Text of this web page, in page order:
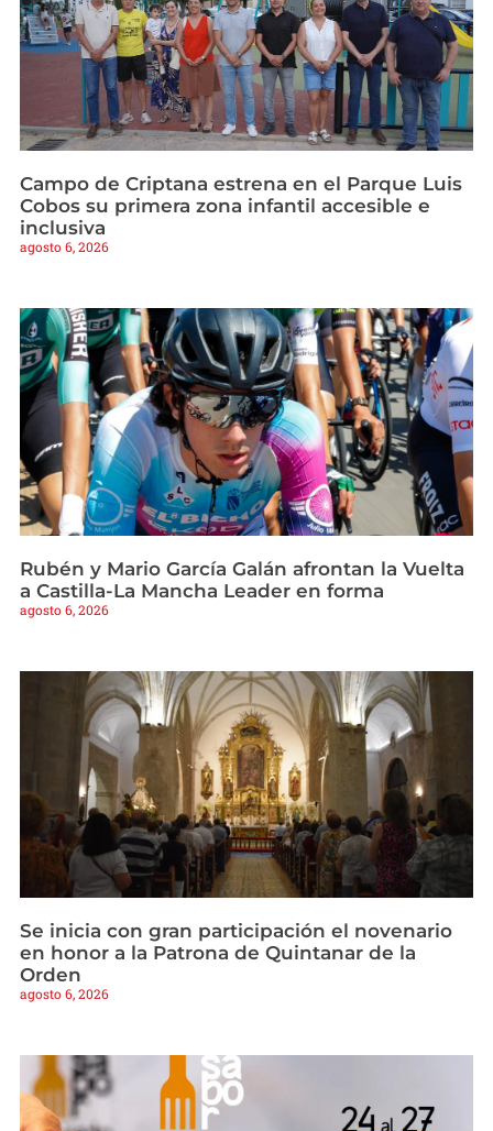
Campo de Criptana estrena en el Parque Luis
Cobos su primera zona infantil accesible e
inclusiva
agosto 6, 2026
Rubén y Mario García Galán afrontan la Vuelta
a Castilla-La Mancha Leader en forma
agosto 6, 2026
Se inicia con gran participación el novenario
en honor a la Patrona de Quintanar de la
Orden
agosto 6, 2026